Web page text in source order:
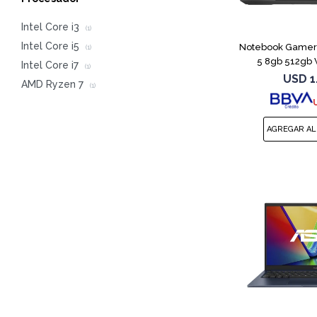
Notebook
5 8gb 512gb
USD
Intel Core i3 (1)
Intel Core i5 (1)
Intel Core i7 (1)
AMD Ryzen 7 (1)